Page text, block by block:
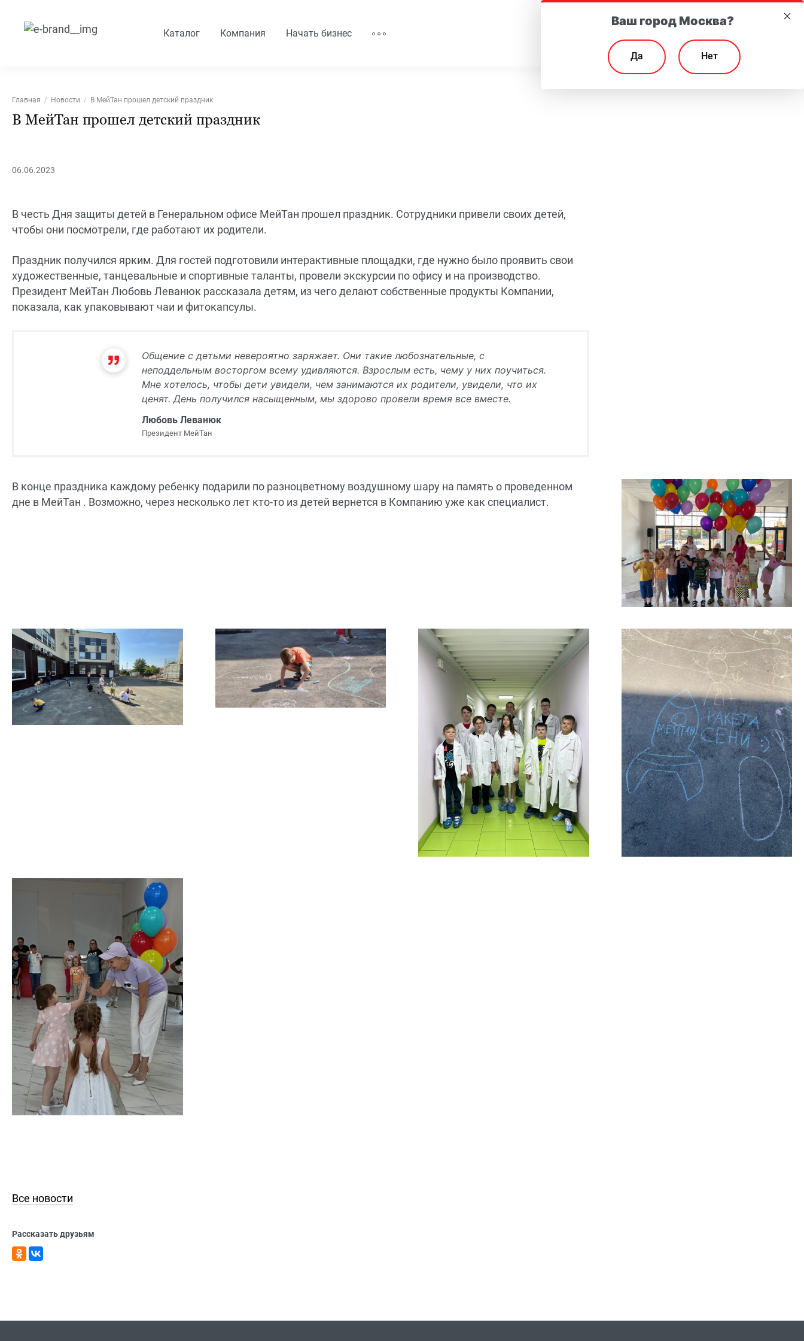
Каталог Компания Начать бизнес
Главная Новости В МейТан прошел детский праздник
В МейТан прошел детский праздник
06.06.2023
В честь Дня защиты детей в Генеральном офисе МейТан прошел праздник. Сотрудники привели своих детей,
чтобы они посмотрели, где работают их родители.
Праздник получился ярким. Для гостей подготовили интерактивные площадки, где нужно было проявить свои
художественные, танцевальные и спортивные таланты, провели экскурсии по офису и на производство.
Президент МейТан Любовь Леванюк рассказала детям, из чего делают собственные продукты Компании,
показала, как упаковывают чаи и фитокапсулы.
Общение с детьми невероятно заряжает. Они такие любознательные, с
неподдельным восторгом всему удивляются. Взрослым есть, чему у них поучиться.
Мне хотелось, чтобы дети увидели, чем занимаются их родители, увидели, что их
ценят. День получился насыщенным, мы здорово провели время все вместе.
Любовь Леванюк
Президент МейТан
В конце праздника каждому ребенку подарили по разноцветному воздушному шару на память о проведенном
дне в МейТан . Возможно, через несколько лет кто-то из детей вернется в Компанию уже как специалист.
Все новости
Рассказать друзьям
Ваш город Москва?
Да Нет